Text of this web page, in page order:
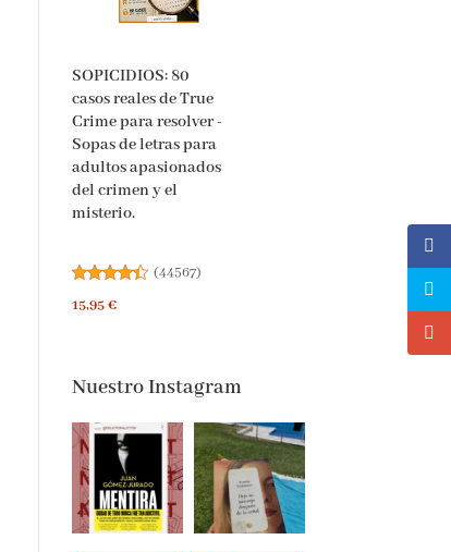
SOPICIDIOS: 80
casos reales de True
Crime para resolver -
Sopas de letras para
adultos apasionados
del crimen y el
misterio.
(44567)
15,95 €
Nuestro Instagram